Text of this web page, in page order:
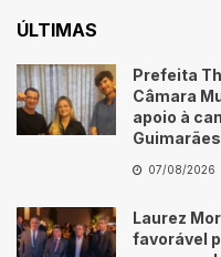
ÚLTIMAS
Prefeita
Câmara
apoio à
07/08/2026
Laurez
favorável